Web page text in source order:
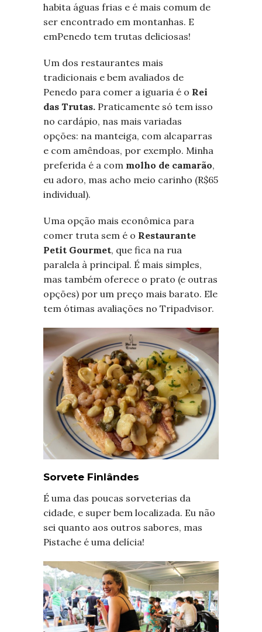
habita águas frias e é mais comum de
ser encontrado em montanhas. E
emPenedo tem trutas deliciosas!
Um dos restaurantes mais
tradicionais e bem avaliados de
Penedo para comer a iguaria é o Rei
das Trutas. Praticamente só tem isso
no cardápio, nas mais variadas
opções: na manteiga, com alcaparras
e com amêndoas, por exemplo. Minha
preferida é a com molho de camarão,
eu adoro, mas acho meio carinho (R$65
individual).
Uma opção mais econômica para
comer truta sem é o Restaurante
Petit Gourmet, que fica na rua
paralela à principal. É mais simples,
mas também oferece o prato (e outras
opções) por um preço mais barato. Ele
tem ótimas avaliações no Tripadvisor.
Sorvete Finlândes
É uma das poucas sorveterias da
cidade, e super bem localizada. Eu não
sei quanto aos outros sabores, mas
Pistache é uma delícia!